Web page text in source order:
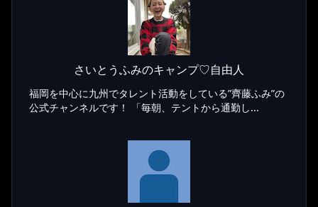
さいとうふみのキャンプ♡自由人
福岡を中心に九州でタレント活動をしている”齊藤ふみ”の
公式チャンネルです！ 「毎朝、テントから通勤し...